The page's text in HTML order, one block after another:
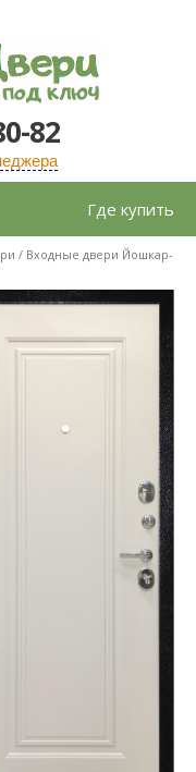
82
Где купить
/ Входные двери Йошкар-